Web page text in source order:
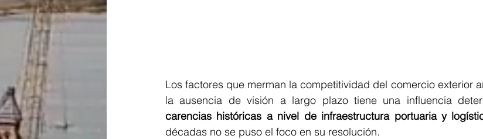
Los factores que merman la competitividad del comercio exterior
la ausencia de visión a largo plazo tiene una influencia
carencias históricas a nivel de infraestructura portuaria y
décadas no se puso el foco en su resolución.